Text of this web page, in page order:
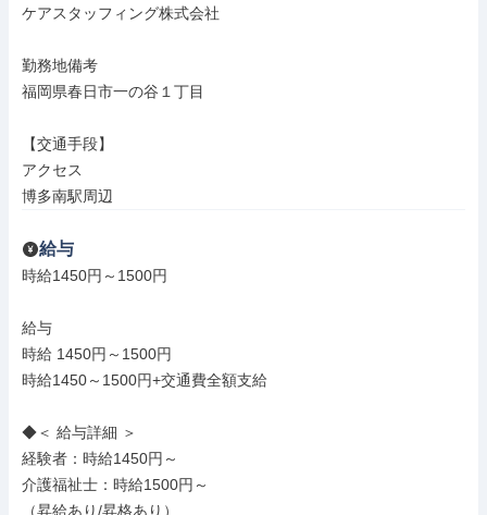
ケアスタッフィング株式会社
勤務地備考
福岡県春日市一の谷１丁目
【交通手段】
アクセス
博多南駅周辺
給与
時給1450円～1500円
給与
時給 1450円～1500円
時給1450～1500円+交通費全額支給
◆＜ 給与詳細 ＞
経験者：時給1450円～
介護福祉士：時給1500円～
（昇給あり/昇格あり）